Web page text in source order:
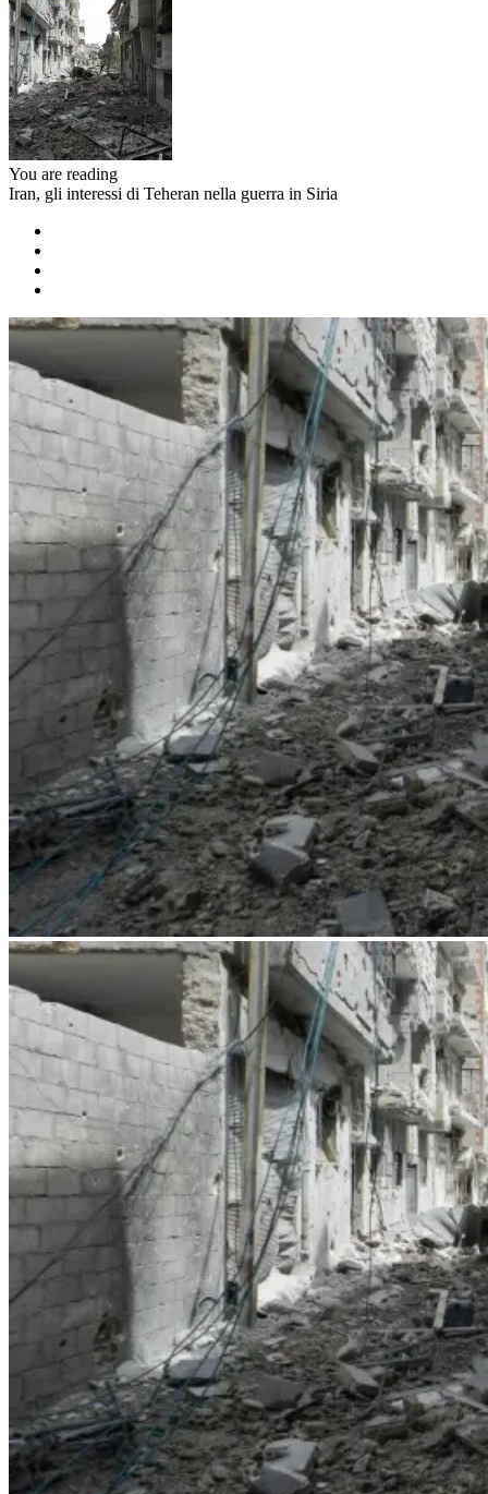
You are reading
Iran, gli interessi di Teheran nella guerra in Siria